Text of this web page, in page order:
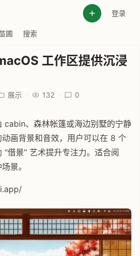
登录
圃 搜索
工作区提供沉浸
展示 · 132 · 0
cabin、森林帐篷或海边别墅的宁静
画背景和音效，用户可以在 8 个
借景” 艺术提升专注力。适合阅
景。